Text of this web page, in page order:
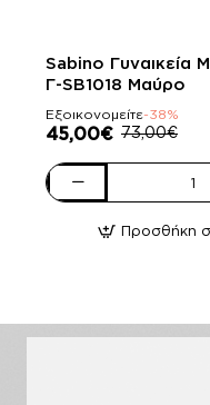
-38%
Sabino Γυναικεία
Γ-SB1018 Μαύρο
Εξοικονομείτε-38%
45,00€ 73,00€
Sabino
ΜποτάκιαΠροσθήκη